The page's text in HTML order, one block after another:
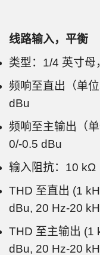
线路输入，平衡
类型：1/4 英寸母
频响至直出（单
dBu
频响至主输出（
0/-0.5 dBu
输入阻抗：10 kΩ
THD 至直出 (1
dBu, 20 Hz-20
THD 至主输出 (1
dBu, 20 Hz-20